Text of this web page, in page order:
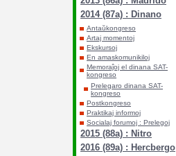
2014 (87a) : Dinano
Antaŭkongreso
Artaj momentoj
Ekskursoj
En amaskomunikiloj
Memoraĵoj el dinana SAT-
kongreso
Prelegaro dinana SAT-
kongreso
Postkongreso
Praktikaj informoj
Socialaj forumoj : Prelegoj
2015 (88a) : Nitro
2016 (89a) : Hercbergo